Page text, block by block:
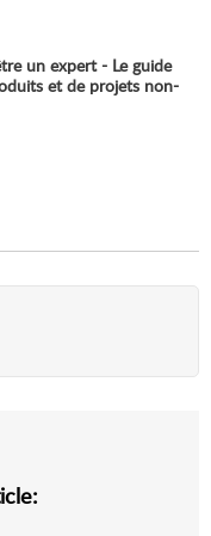
un expert - Le guide
et de projets non-